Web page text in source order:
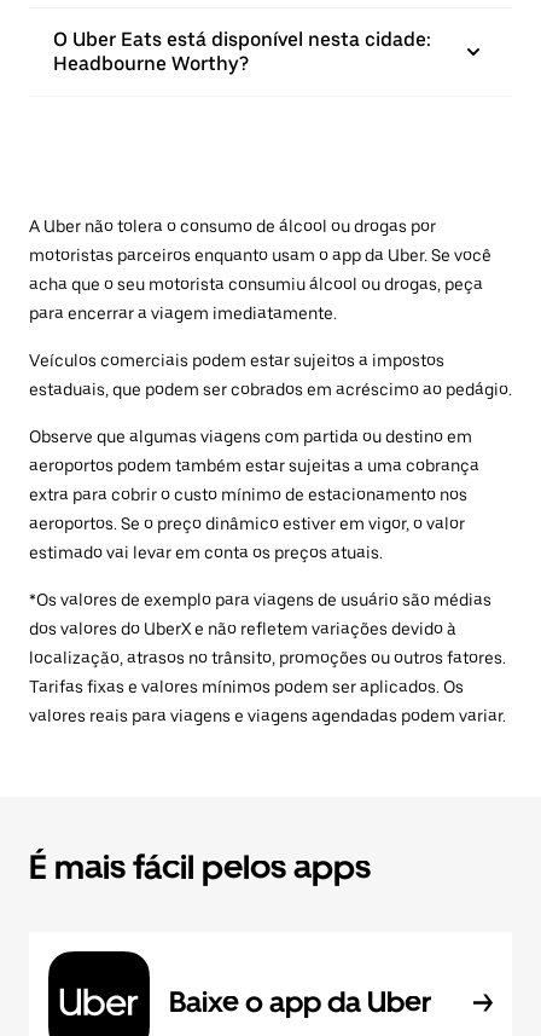
O Uber Eats está disponível nesta cidade:
Headbourne Worthy?
A Uber não tolera o consumo de álcool ou drogas por
motoristas parceiros enquanto usam o app da Uber. Se você
acha que o seu motorista consumiu álcool ou drogas, peça
para encerrar a viagem imediatamente.
Veículos comerciais podem estar sujeitos a impostos
estaduais, que podem ser cobrados em acréscimo ao pedágio.
Observe que algumas viagens com partida ou destino em
aeroportos podem também estar sujeitas a uma cobrança
extra para cobrir o custo mínimo de estacionamento nos
aeroportos. Se o preço dinâmico estiver em vigor, o valor
estimado vai levar em conta os preços atuais.
*Os valores de exemplo para viagens de usuário são médias
dos valores do UberX e não refletem variações devido à
localização, atrasos no trânsito, promoções ou outros fatores.
Tarifas fixas e valores mínimos podem ser aplicados. Os
valores reais para viagens e viagens agendadas podem variar.
É mais fácil pelos apps
Baixe o app da Uber